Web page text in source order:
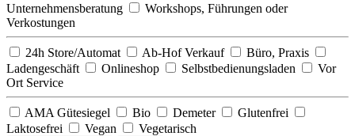
Unternehmensberatung
Workshops, Führungen oder
Verkostungen
24h Store/Automat Ab-Hof Verkauf
Büro, Praxis
Ladengeschäft
Onlineshop Selbstbedienungsladen
Vor
Ort Service
AMA Gütesiegel Bio Demeter
Glutenfrei
Laktosefrei
Vegan Vegetarisch